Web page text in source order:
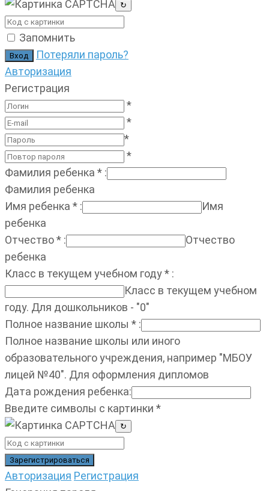
↻
Запомнить
Потеряли пароль?
Авторизация
Регистрация
*
*
*
*
Фамилия ребенка * :
Фамилия ребенка
Имя ребенка * :
Имя
ребенка
Отчество* :
Отчество
ребенка
Класс в текущем учебном году* :
Класс в текущем учебном
году. Для дошкольников - "0"
Полное название школы * :
Полное название школы или иного
образовательного учреждения, например "МБОУ
лицей №40". Для оформления дипломов
Дата рождения ребенка:
Введите символы с картинки *
↻
Авторизация Регистрация